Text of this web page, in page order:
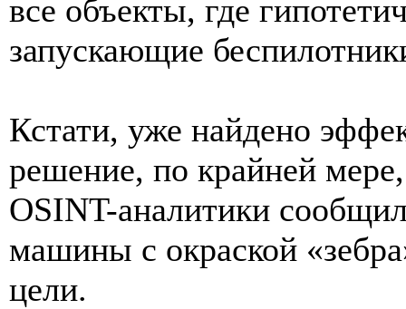
все объекты, где
запускающие
Кстати, уже найдено
решение, по крайней
OSINT-аналитики
машины с окраской
цели.